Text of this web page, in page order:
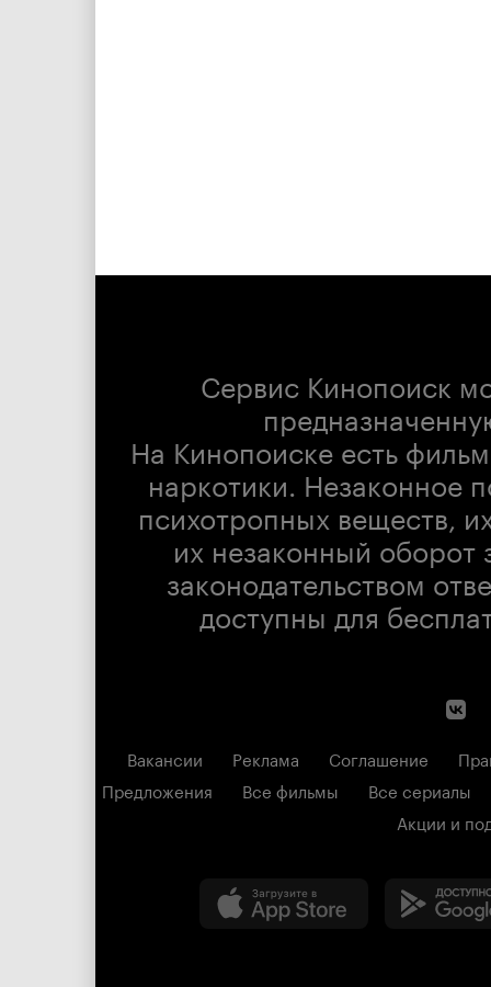
Сервис Кинопоиск
На Кинопоиске есть
наркотики. Незаконное
психотропных веществ,
их незаконный оборот
законодательством
доступны для
Вакансии Реклама Соглашение
Предложения
Все фильмы
Все сериалы
Акции и